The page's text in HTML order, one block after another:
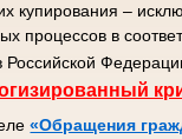
купирования –
процессов в
Российской
«Обращения